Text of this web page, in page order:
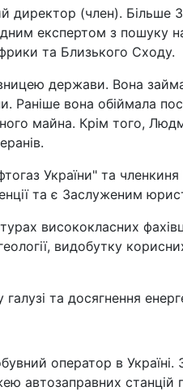
(член). Більше
експертом з пошуку
та Близького Сходу.
держави. Вона
Раніше вона обіймала
майна. Крім того,
України" та
та є Заслуженим
висококласних
видобутку
та досягнення
оператор в
автозаправних станцій